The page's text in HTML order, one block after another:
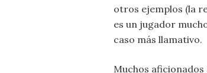
otros ejemplos (la
es un jugador
caso más llamativo.
Muchos aficionados